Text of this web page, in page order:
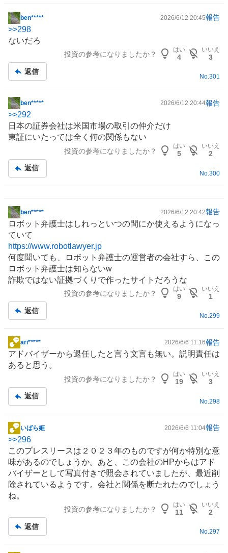
掲
示
板
ben***** 2026/6/12 20:45報告
>>298
ないだろ
投資の参考になりましたか？
はい
4
いいえ
3
返信
No.301
掲
示
板
記
ben***** 2026/6/12 20:44報告
>>292
日本の証券会社は米国市場の取引の仲介だけ
東証にいたっては全く何の関係もない
投資の参考になりましたか？
はい
5
いいえ
2
返信
No. 300
掲
示
板
記
事
ben***** 2026/6/12 20:42報告
ロボット 弁護士はしれっといつの間にか使えるようになっ
ていて
https://www.robotlawyer.jp
何度聞いても、ロボット弁護士の運営者の会社すら、この
ロボット弁護士は知らないw
詐欺ではない証拠づくりで作ったサイトだろうな
投資の参考になりましたか？
はい
9
いいえ
1
返信
No.299
掲
示
板
ari***** 2026/6/6 11:16報告
アドバイザーから退任したと言う文言も無い。説明責任は
あると思う。
投資の参考になりましたか？
はい
19
いいえ
3
返信
No. 298
掲
示
板
記
事
いばら姫 2026/6/6 11:04報告
>>296
このプレスリースは２０２３年のものですが何か特別な意
味があるのでしょうか。あと、この会社のHPからはアド
バイザーとして写真付きで照会されていましたが、最近削
除されているようです。会社と関係を断たれたのでしょう
ね。
投資の参考になりましたか？
はい
11
いいえ
2
返信
No.297